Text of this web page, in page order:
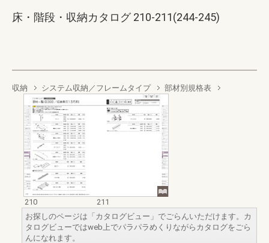
床・階段・収納カタログ 210-211(244-245)
収納 システム収納／フレームタイプ 部材別規格表
210
211
お探しのページは「カタログビュー」でごらんいただけます。カ
タログビューではweb上でパラパラめくりながらカタログをごら
んになれます。